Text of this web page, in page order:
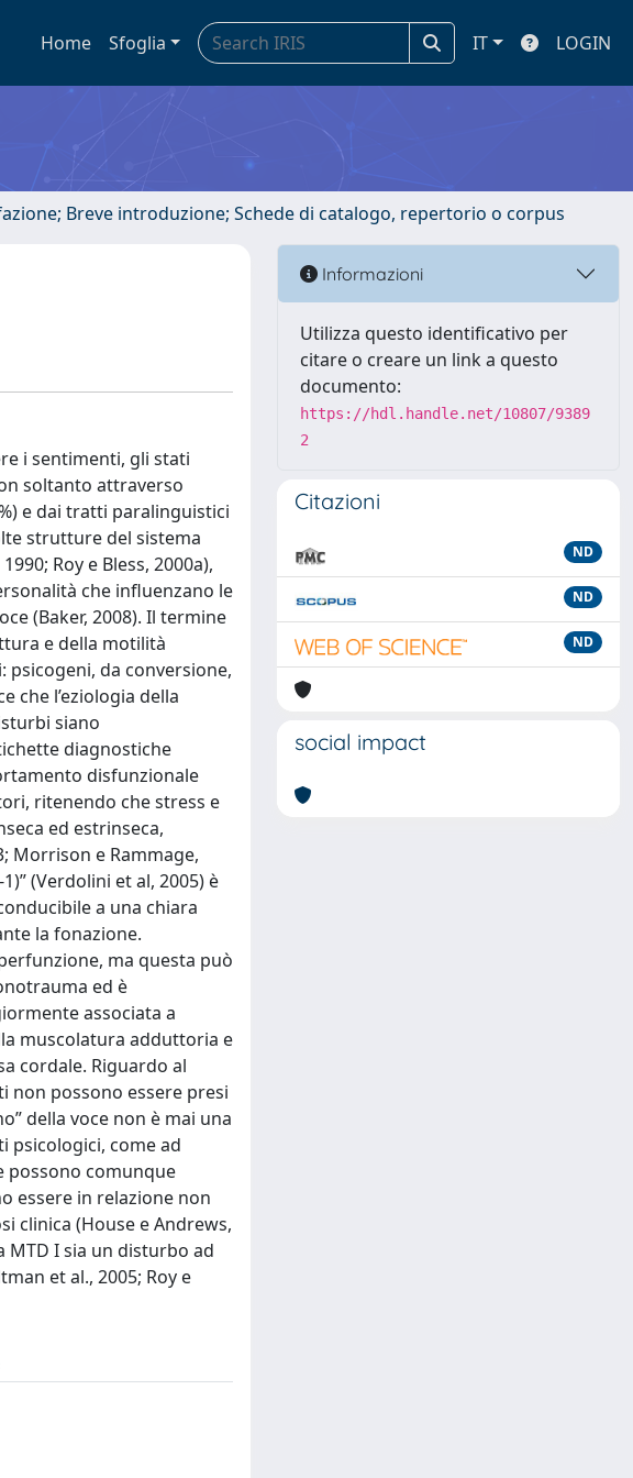
Home Sfoglia IT LOGIN
Breve introduzione; Schede di catalogo, repertorio o corpus
i sentimenti, gli stati
soltanto attraverso
e dai tratti paralinguistici
strutture del sistema
Roy e Bless, 2000a),
che influenzano le
(Baker, 2008). Il termine
e della motilità
da conversione,
che l’eziologia della
siano
diagnostiche
disfunzionale
ritenendo che stress e
ed estrinseca,
Morrison e Rammage,
(Verdolini et al, 2005) è
a una chiara
la fonazione.
ma questa può
ed è
associata a
muscolatura adduttoria e
cordale. Riguardo al
non possono essere presi
della voce non è mai una
psicologici, come ad
possono comunque
essere in relazione non
clinica (House e Andrews,
MTD I sia un disturbo ad
et al., 2005; Roy e
Informazioni
Utilizza questo identificativo per
citare o creare un link a questo
documento:
https://hdl.handle.net/10807/9389
2
Citazioni
ND
ND
ND
social impact